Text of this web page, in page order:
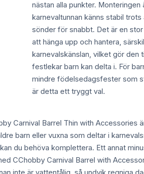
nästan alla punkter.
karnevaltunnan känns stabil
sönder för snabbt. Det är en
att hänga upp och hantera,
karnevalskänslan, vilket gör
festlekar barn kan delta i. För
mindre födelsedagsfester som
är detta ett tryggt val.
Carnival Barrel Thin with Accessories
barn eller vuxna som deltar i
du behöva komplettera. Ett annat
CChobby Carnival Barrel with